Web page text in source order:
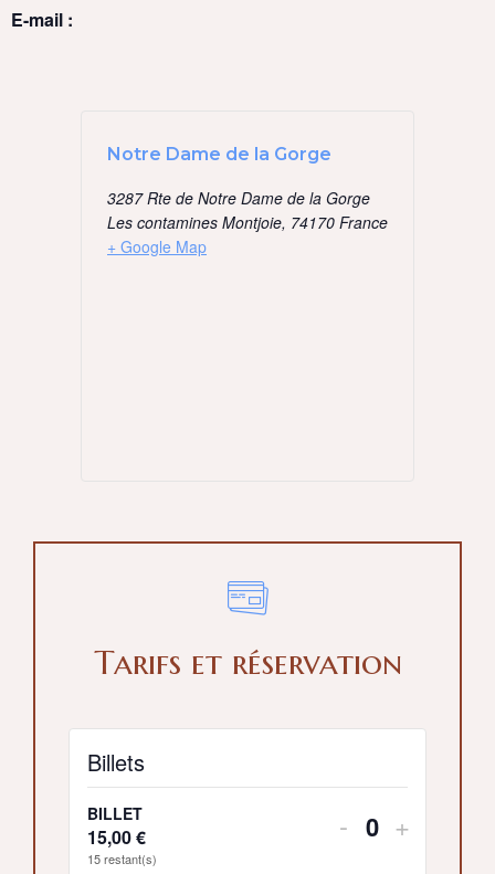
E-mail :
Notre Dame de la Gorge
3287 Rte de Notre Dame de la Gorge
Les contamines Montjoie, 74170 France
+ Google Map
Tarifs et réservation
Billets
BILLET
15,00€
15restant(s)
- Quantité
+